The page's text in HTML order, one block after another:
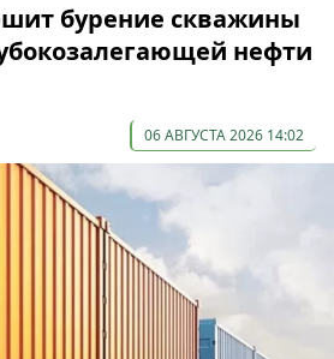
бурение скважины
нефти
06 АВГУСТА 2026 14:02